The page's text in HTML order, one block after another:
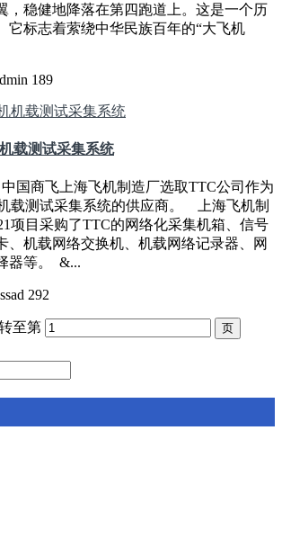
，稳健地降落在第四跑道上。这是一个历
它标志着萦绕中华民族百年的“大飞机
189
载测试采集系统
中国商飞上海飞机制造厂选取TTC公司作为
载测试采集系统的供应商。 上海飞机制
项目采购了TTC的网络化采集机箱、信号
、机载网络交换机、机载网络记录器、网
器等。 &...
292
至第